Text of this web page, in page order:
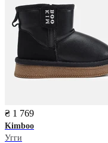
₴ 1 769
Kimboo
Угги